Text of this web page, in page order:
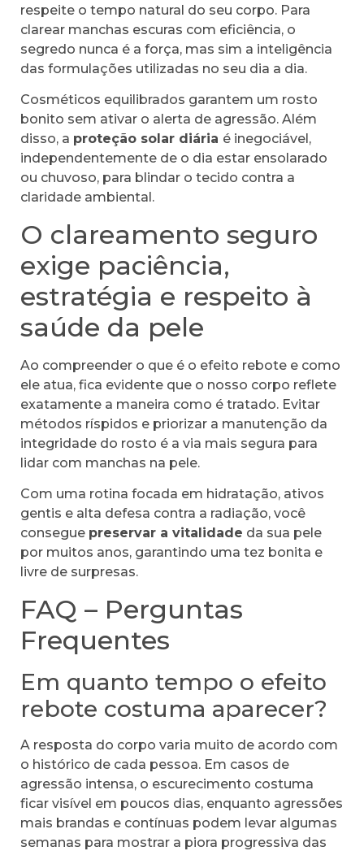
respeite o tempo natural do seu corpo. Para
clarear manchas escuras com eficiência, o
segredo nunca é a força, mas sim a inteligência
das formulações utilizadas no seu dia a dia.
Cosméticos equilibrados garantem um rosto
bonito sem ativar o alerta de agressão. Além
disso, a proteção solar diária é inegociável,
independentemente de o dia estar ensolarado
ou chuvoso, para blindar o tecido contra a
claridade ambiental.
O clareamento seguro
exige paciência,
estratégia e respeito à
saúde da pele
Ao compreender o que é o efeito rebote e como
ele atua, fica evidente que o nosso corpo reflete
exatamente a maneira como é tratado. Evitar
métodos ríspidos e priorizar a manutenção da
integridade do rosto é a via mais segura para
lidar com manchas na pele.
Com uma rotina focada em hidratação, ativos
gentis e alta defesa contra a radiação, você
consegue preservar a vitalidade da sua pele
por muitos anos, garantindo uma tez bonita e
livre de surpresas.
FAQ – Perguntas
Frequentes
Em quanto tempo o efeito
rebote costuma aparecer?
A resposta do corpo varia muito de acordo com
o histórico de cada pessoa. Em casos de
agressão intensa, o escurecimento costuma
ficar visível em poucos dias, enquanto agressões
mais brandas e contínuas podem levar algumas
semanas para mostrar a piora progressiva das